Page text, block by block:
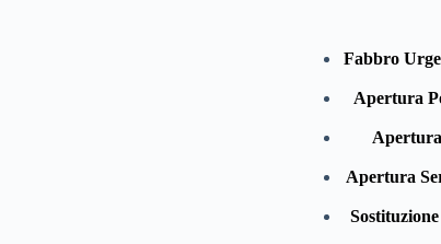
Fabbro
Apertura
Apertura